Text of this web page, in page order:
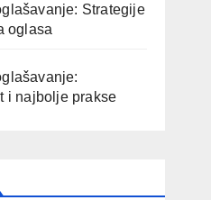
Strategije
oglasa
i najbolje prakse